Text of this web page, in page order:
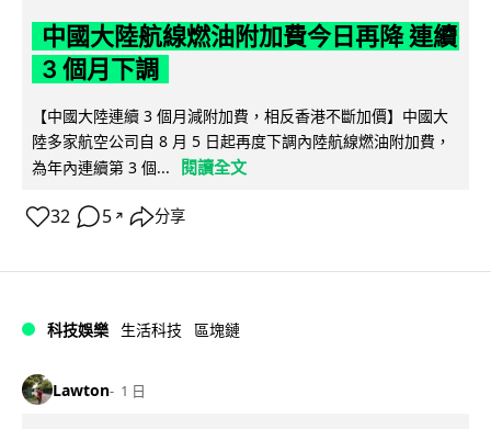
中國大陸航線燃油附加費今日再降 連續
3 個月下調
【中國大陸連續 3 個月減附加費，相反香港不斷加價】中國大
陸多家航空公司自 8 月 5 日起再度下調內陸航線燃油附加費，
為年內連續第 3 個...
閱讀全文
32 5 ↗ 分享
科技娛樂 生活科技 區塊鏈
Lawton 1 日